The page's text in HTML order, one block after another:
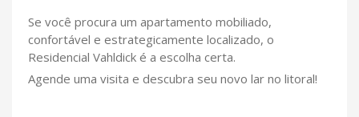
Se você procura um apartamento mobiliado,
confortável e estrategicamente localizado, o
Residencial Vahldick é a escolha certa.
Agende uma visita e descubra seu novo lar no litoral!